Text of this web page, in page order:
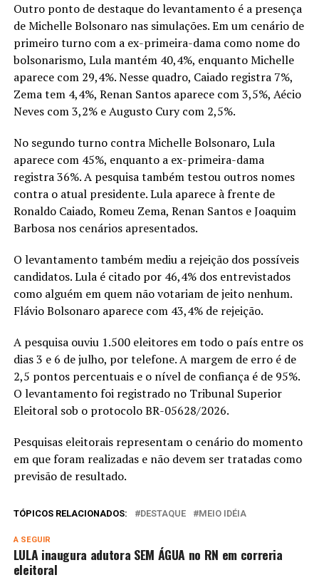
Outro ponto de destaque do levantamento é a presença
de Michelle Bolsonaro nas simulações. Em um cenário de
primeiro turno com a ex-primeira-dama como nome do
bolsonarismo, Lula mantém 40,4%, enquanto Michelle
aparece com 29,4%. Nesse quadro, Caiado registra 7%,
Zema tem 4,4%, Renan Santos aparece com 3,5%, Aécio
Neves com 3,2% e Augusto Cury com 2,5%.
No segundo turno contra Michelle Bolsonaro, Lula
aparece com 45%, enquanto a ex-primeira-dama
registra 36%. A pesquisa também testou outros nomes
contra o atual presidente. Lula aparece à frente de
Ronaldo Caiado, Romeu Zema, Renan Santos e Joaquim
Barbosa nos cenários apresentados.
O levantamento também mediu a rejeição dos possíveis
candidatos. Lula é citado por 46,4% dos entrevistados
como alguém em quem não votariam de jeito nenhum.
Flávio Bolsonaro aparece com 43,4% de rejeição.
A pesquisa ouviu 1.500 eleitores em todo o país entre os
dias 3 e 6 de julho, por telefone. A margem de erro é de
2,5 pontos percentuais e o nível de confiança é de 95%.
O levantamento foi registrado no Tribunal Superior
Eleitoral sob o protocolo BR-05628/2026.
Pesquisas eleitorais representam o cenário do momento
em que foram realizadas e não devem ser tratadas como
previsão de resultado.
TÓPICOS RELACIONADOS: DESTAQUE MEIO IDÉIA
A SEGUIR
LULA inaugura adutora SEM ÁGUA no RN em correria
eleitoral